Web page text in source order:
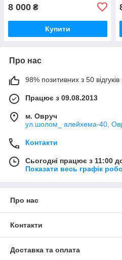
8 000 ₴
Купити
Про нас
98% позитивних з 50 відгуків
Працює з 09.08.2013
м. Овруч
ул.шолом_ алейхема-40,
Контакти
Сьогодні працює з 11:00
Показати весь графік
Про нас
Контакти
Доставка та оплата